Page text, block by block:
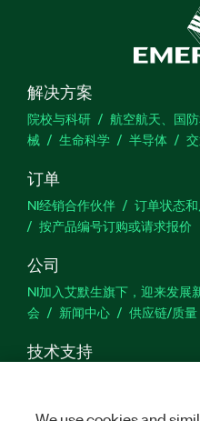
解决方案
院校与科研 航空航天、国
械
生命科学 半导体
订单
NI经销合作伙伴 订单状态
按产品编号订购或请求报价
公司
NI加入艾默生旗下，迎来发展
会
新闻中心 供应链/质量
技术支持